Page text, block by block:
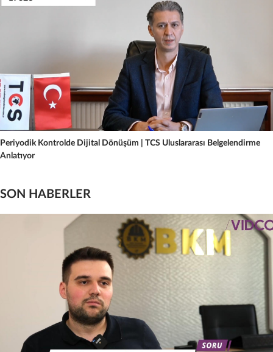
Periyodik Kontrolde Dijital Dönüşüm | TCS Uluslararası Belgelendirme
Anlatıyor
SON HABERLER